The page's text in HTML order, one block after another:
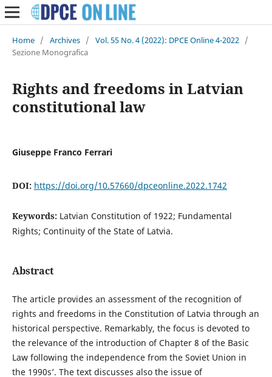
Home / Archives / Vol. 55 No. 4 (2022): DPCE Online 4-2022 /
Sezione Monografica
Rights and freedoms in Latvian
constitutional law
Giuseppe Franco Ferrari
DOI: https://doi.org/10.57660/dpceonline.2022.1742
Keywords: Latvian Constitution of 1922; Fundamental
Rights; Continuity of the State of Latvia.
Abstract
The article provides an assessment of the recognition of
rights and freedoms in the Constitution of Latvia through an
historical perspective. Remarkably, the focus is devoted to
the relevance of the introduction of Chapter 8 of the Basic
Law following the independence from the Soviet Union in
the 1990s’. The text discusses also the issue of